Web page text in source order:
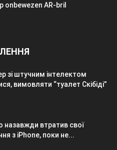
onbewezen AR-bril
зі штучним інтелектом
вимовляти “туалет Скібіді”
назавжди втратив свої
з iPhone, поки не...